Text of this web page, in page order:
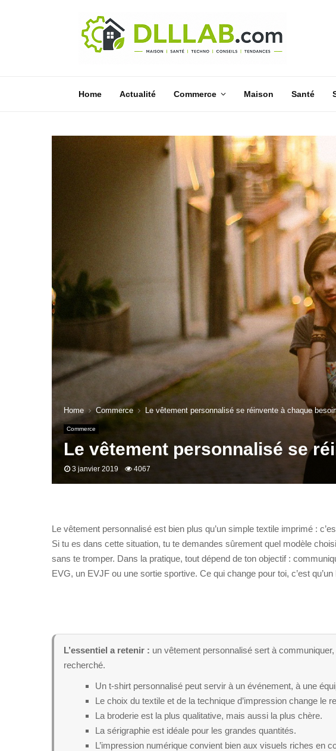
Home Actualité Commerce Maison Santé
Home Commerce Le vêtement personnalisé se réinvente à chaque
Commerce
Le vêtement personnalisé se
3 janvier 2019 4067
Le vêtement personnalisé est bien plus qu’un simple textile imprimé :
Si tu es dans cette situation, tu te demandes sûrement quel modèle
sans te tromper. Dans la pratique, tout dépend de ton objectif :
EVG, un EVJF ou une sortie sportive. Ce qui change pour toi, c’est
L’essentiel a retenir : un vêtement personnalisé sert à
recherché.
Un t-shirt personnalisé peut servir à un événement, à une
Le choix du textile et de la technique d’impression change le
La broderie est la plus qualitative, mais aussi la plus chère.
La sérigraphie est idéale pour les grandes quantités.
L’impression numérique convient bien aux visuels riches en